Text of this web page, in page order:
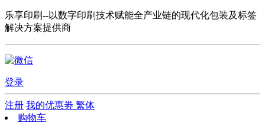
乐享印刷--以数字印刷技术赋能全产业链的现代化包装及标签
解决方案提供商
登录
注册 我的优惠劵 繁体
购物车